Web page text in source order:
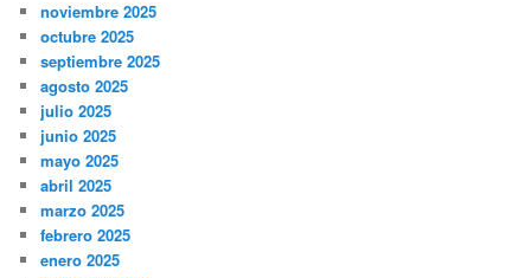
noviembre 2025
octubre 2025
septiembre 2025
agosto 2025
julio 2025
junio 2025
mayo 2025
abril 2025
marzo 2025
febrero 2025
enero 2025